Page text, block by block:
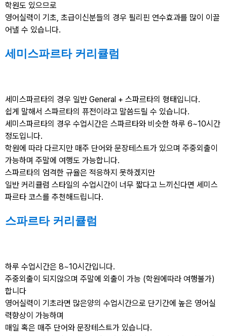
학원도 있으므로
영어실력이 기초, 초급이신분들의 경우 필리핀 연수효과를 많이 이끌
어낼 수 있습니다.
세미스파르타 커리큘럼
세미스파르타의 경우 일반 General + 스파르타의 형태입니다.
쉽게 말해서 스파르타의 퓨전이라고 말씀드릴 수 있습니다.
세미스파르타의 경우 수업시간은 스파르타와 비슷한 하루 6~10시간
정도입니다.
학원에 따라 다르지만 매주 단어와 문장테스트가 있으며 주중외출이
가능하며 주말에 여행도 가능합니다.
스파르타의 엄격한 규율은 적응하지 못하겠지만
일반 커리큘럼 스타일의 수업시간이 너무 짧다고 느끼신다면 세미스
파르타 코스를 추천해드립니다.
스파르타 커리큘럼
하루 수업시간은 8~10시간입니다.
주중외출이 되지않으며 주말에 외출이 가능 (학원에따라 여행불가)
합니다
영어실력이 기초라면 많은양의 수업시간으로 단기간에 높은 영어실
력향상이 가능하며
매일 혹은 매주 단어와 문장테스트가 있습니다.